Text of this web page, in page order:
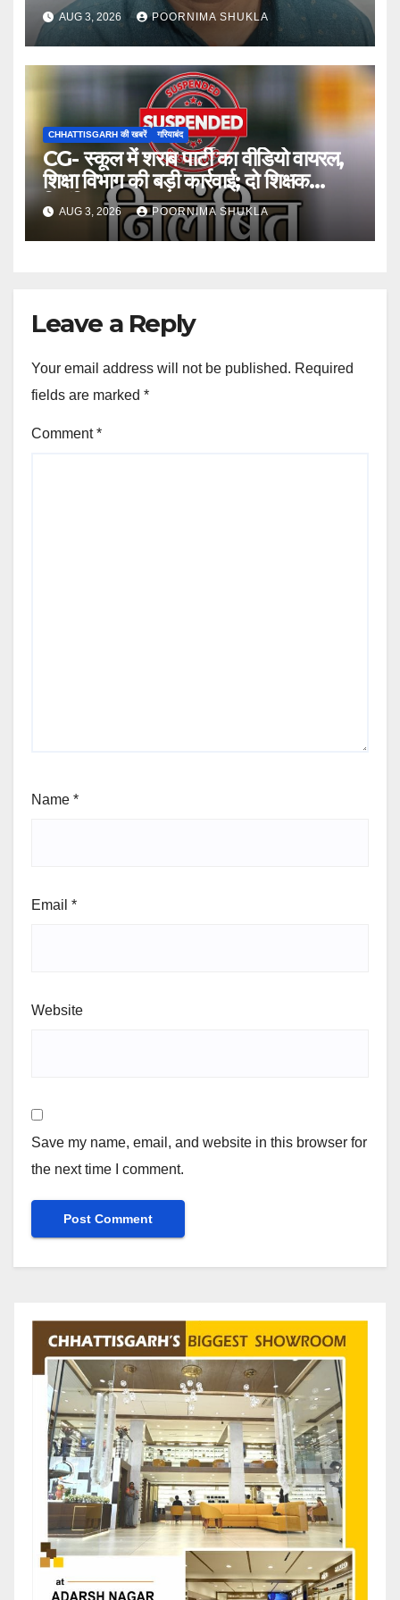
आरोप
AUG 3, 2026 POORNIMA SHUKLA
CHHATTISGARH की खबरें गरियाबंद
CG- स्कूल में शराब पार्टी का वीडियो वायरल,
शिक्षा विभाग की बड़ी कार्रवाई; दो शिक्षक
निलंबित…
AUG 3, 2026 POORNIMA SHUKLA
Leave a Reply
Your email address will not be published. Required
fields are marked *
Comment*
Name *
Email *
Website
Save my name, email, and website in this browser for
the next time I comment.